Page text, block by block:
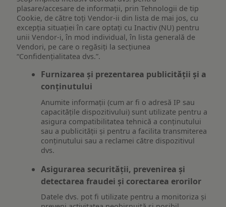
plasare/accesare de informații, prin Tehnologii de tip
Cookie, de către toți Vendor-ii din lista de mai jos, cu
excepția situației în care optați cu Inactiv (NU) pentru
unii Vendor-i, în mod individual, în lista generală de
Vendori, pe care o regăsiți la secțiunea
“Confidențialitatea dvs.”.
Furnizarea și prezentarea publicității și a
conținutului
Anumite informații (cum ar fi o adresă IP sau
capacitățile dispozitivului) sunt utilizate pentru a
asigura compatibilitatea tehnică a conținutului
sau a publicității și pentru a facilita transmiterea
conținutului sau a reclamei către dispozitivul
dvs.
Asigurarea securității, prevenirea și
detectarea fraudei și corectarea erorilor
Datele dvs. pot fi utilizate pentru a monitoriza și